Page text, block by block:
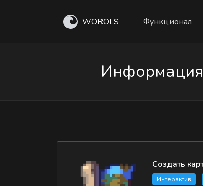
WOROLS Функционал
Информация
Создать
Интерактив